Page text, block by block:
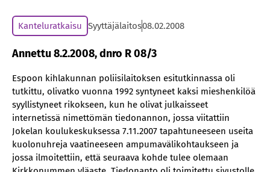
Kanteluratkaisu Syyttäjälaitos08.02.2008
Annettu 8.2.2008, dnro R 08/3
Espoon kihlakunnan poliisilaitoksen esitutkinnassa oli
tutkittu, olivatko vuonna 1992 syntyneet kaksi mieshenkilöä
syyllistyneet rikokseen, kun he olivat julkaisseet
internetissä nimettömän tiedonannon, jossa viitattiin
Jokelan koulukeskuksessa 7.11.2007 tapahtuneeseen useita
kuolonuhreja vaatineeseen ampumavälikohtaukseen ja
jossa ilmoitettiin, että seuraava kohde tulee olemaan